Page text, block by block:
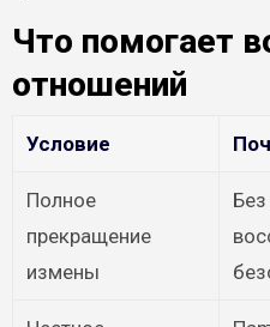
Что помогает
отношений
Условие
Полное
прекращение
измены